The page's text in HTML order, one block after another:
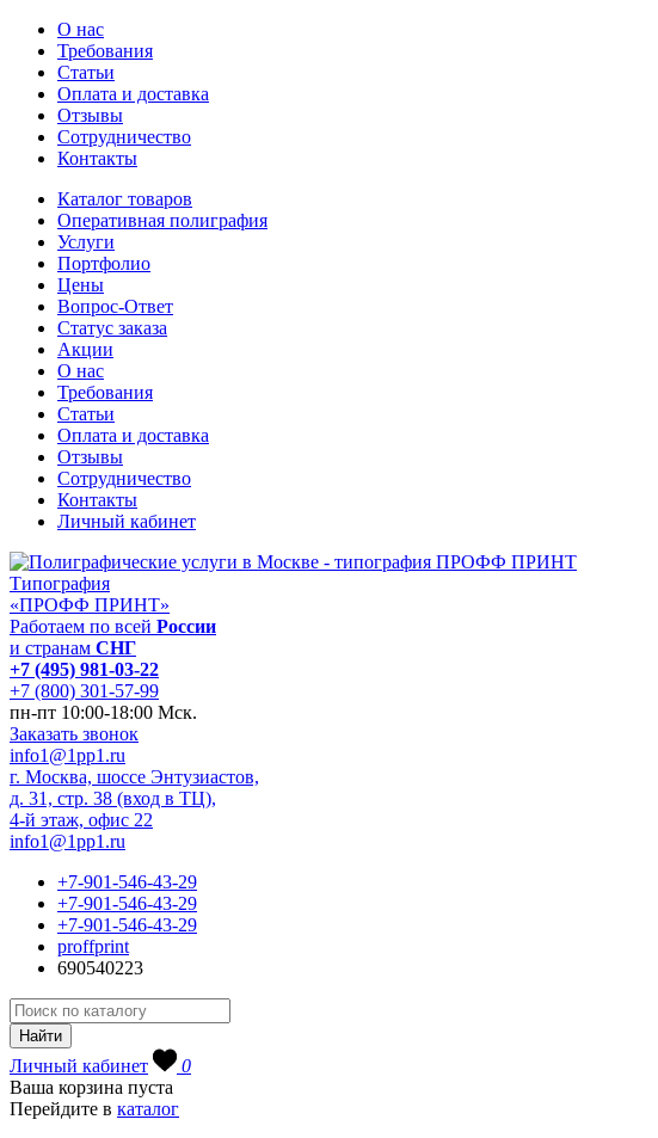
О нас
Требования
Статьи
Оплата и доставка
Отзывы
Сотрудничество
Контакты
Каталог товаров
Оперативная полиграфия
Услуги
Портфолио
Цены
Вопрос-Ответ
Статус заказа
Акции
О нас
Требования
Статьи
Оплата и доставка
Отзывы
Сотрудничество
Контакты
Личный кабинет
Типография
«ПРОФФ ПРИНТ»
Работаем по всей России
и странам СНГ
+7 (495) 981-03-22
+7 (800) 301-57-99
пн-пт 10:00-18:00 Мск.
Заказать звонок
info1@1pp1.ru
г. Москва, шоссе Энтузиастов,
д. 31, стр. 38 (вход в ТЦ),
4-й этаж, офис 22
info1@1pp1.ru
+7-901-546-43-29
+7-901-546-43-29
+7-901-546-43-29
proffprint
690540223
Личный кабинет
0
Ваша корзина пуста
Перейдите в каталог